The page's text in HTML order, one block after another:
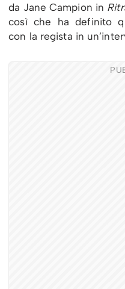
da Jane Campion in
così che ha definito
con la regista in